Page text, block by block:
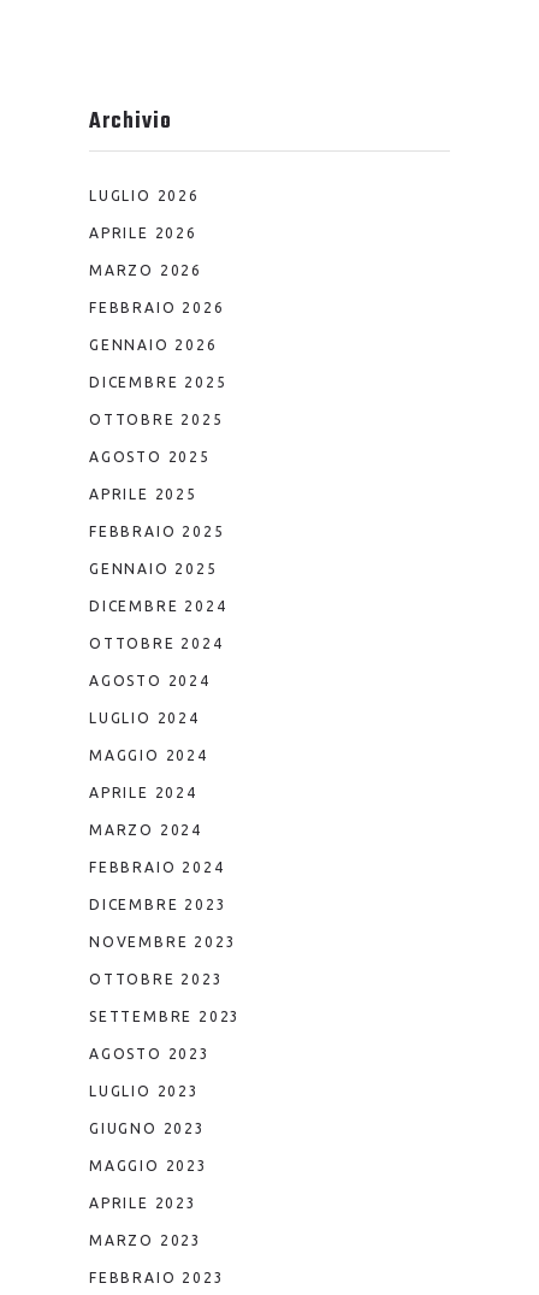
Archivio
LUGLIO 2026
APRILE 2026
MARZO 2026
FEBBRAIO 2026
GENNAIO 2026
DICEMBRE 2025
OTTOBRE 2025
AGOSTO 2025
APRILE 2025
FEBBRAIO 2025
GENNAIO 2025
DICEMBRE 2024
OTTOBRE 2024
AGOSTO 2024
LUGLIO 2024
MAGGIO 2024
APRILE 2024
MARZO 2024
FEBBRAIO 2024
DICEMBRE 2023
NOVEMBRE 2023
OTTOBRE 2023
SETTEMBRE 2023
AGOSTO 2023
LUGLIO 2023
GIUGNO 2023
MAGGIO 2023
APRILE 2023
MARZO 2023
FEBBRAIO 2023